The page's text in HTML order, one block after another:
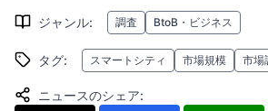
ジャンル: 調査 BtoB・ビジネス
タグ: スマートシティ 市場規模 市場
ニュースのシェア: